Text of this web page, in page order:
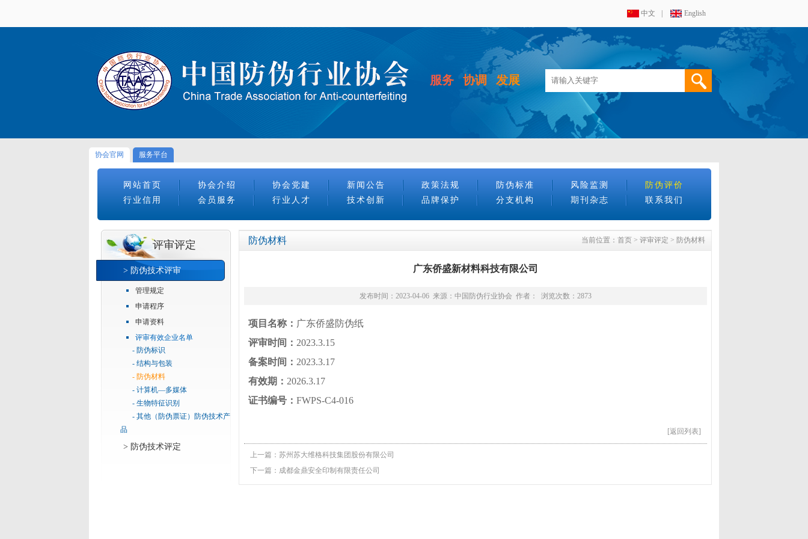
中文 English
服务 协调 发展
协会官网 服务平台
网站首页 协会介绍 协会党建 新闻公告 政策法规 防伪标准 风险监测
防伪评价
行业信用
会员服务 行业人才 技术创新 品牌保护 分支机构 期刊杂志 联系我们
评审评定
> 防伪技术评审
管理规定
申请程序
申请资料
评审有效企业名单
- 防伪标识
- 结构与包装
- 防伪材料
- 计算机—多媒体
- 生物特征识别
- 其他（防伪票证）防伪技术产
品
> 防伪技术评定
当前位置： 首页 > 评审评定 > 防伪材料
防伪材料
广东侨盛新材料科技有限公司
发布时间：2023-04-06 来源：中国防伪行业协会 作者： 浏览次数：2873
项目名称： 广东侨盛防伪纸
评审时间： 2023.3.15
备案时间： 2023.3.17
有效期： 2026.3.17
证书编号： FWPS-C4-016
[返回列表]
上一篇： 苏州苏大维格科技集团股份有限公司
下一篇： 成都金鼎安全印制有限责任公司